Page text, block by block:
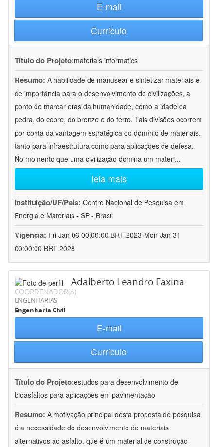
E-mail
Currículo
Título do Projeto:materials informatics
Resumo: A habilidade de manusear e sintetizar materiais é
de importância para o desenvolvimento de civilizações, a
ponto de marcar eras da humanidade, como a idade da
pedra, do cobre, do bronze e do ferro. Tais divisões ocorrem
por conta da vantagem estratégica do domínio de materiais,
tanto para infraestrutura como para aplicações de defesa.
No momento que uma civilização domina um materi...
leia mais
Instituição/UF/País: Centro Nacional de Pesquisa em
Energia e Materiais - SP - Brasil
Vigência: Fri Jan 06 00:00:00 BRT 2023-Mon Jan 31
00:00:00 BRT 2028
Adalberto Leandro Faxina
COORDENADOR(A)
ENGENHARIAS
Engenharia Civil
E-mail
Currículo
Título do Projeto:estudos para desenvolvimento de
bioasfaltos para aplicações em pavimentação
Resumo: A motivação principal desta proposta de pesquisa
é a necessidade do desenvolvimento de materiais
alternativos ao asfalto, que é um material de construção